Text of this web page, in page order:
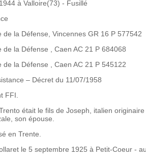
à Valloire(73) - Fusillé
de la Défense, Vincennes GR 16 P 577542
de la Défense , Caen AC 21 P 684068
de la Défense , Caen AC 21 P 545122
– Décret du 11/07/1958
FFI.
était le fils de Joseph, italien
son épouse.
en Trente.
le 5 septembre 1925 à Petit-Coeur -